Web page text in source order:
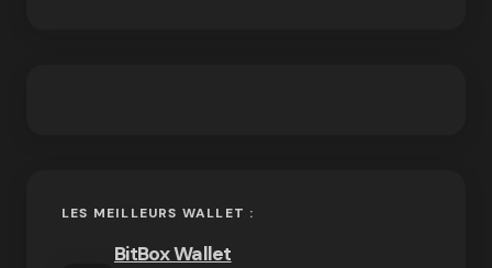
LES MEILLEURS WALLET :
BitBox Wallet